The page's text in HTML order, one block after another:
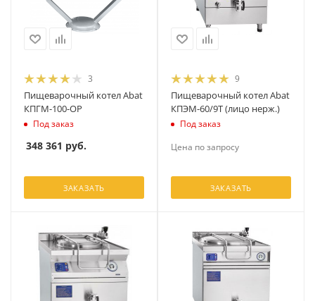
3
Пищеварочный котел Abat
КПГМ-100-ОР
Под заказ
348 361 руб.
ЗАКАЗАТЬ
9
Пищеварочный котел Abat
КПЭМ-60/9Т (лицо нерж.)
Под заказ
Цена по запросу
ЗАКАЗАТЬ